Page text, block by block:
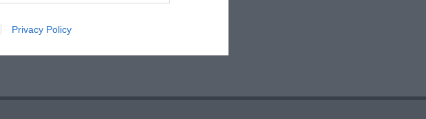
Privacy Policy
d'arno